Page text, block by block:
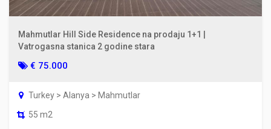
Mahmutlar Hill Side Residence na prodaju 1+1 |
Vatrogasna stanica 2 godine stara
€ 75.000
Turkey > Alanya > Mahmutlar
55 m2